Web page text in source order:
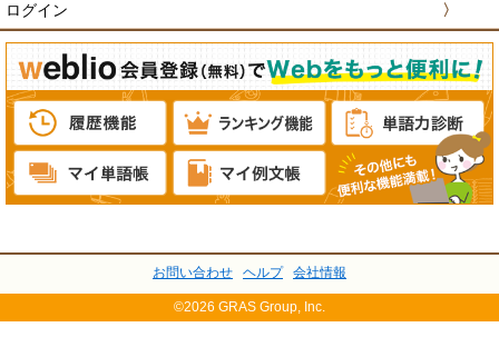
ログイン 〉
お問い合わせ ヘルプ 会社情報
©2026 GRAS Group, Inc.